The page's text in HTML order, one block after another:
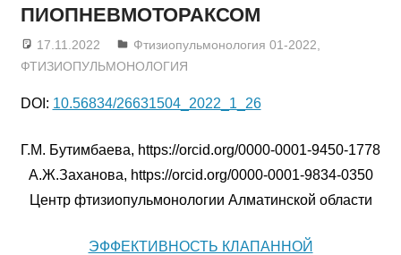
ПИОПНЕВМОТОРАКСОМ
17.11.2022 admin
Фтизиопульмонология 01-2022
ФТИЗИОПУЛЬМОНОЛОГИЯ
DOI: 10.56834/26631504_2022_1_26
Г.М. Бутимбаева, https://orcid.org/0000-0001-9450-1778
А.Ж.Заханова, https://orcid.org/0000-0001-9834-0350
Центр фтизиопульмонологии Алматинской области
ЭФФЕКТИВНОСТЬ КЛАПАННОЙ